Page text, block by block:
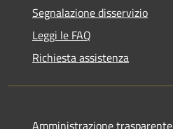
Segnalazione disservizio
Leggi le FAQ
Richiesta assistenza